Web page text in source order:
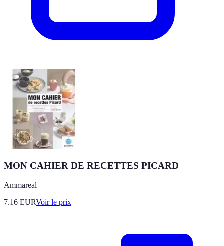
MON CAHIER DE RECETTES PICARD
Ammareal
7.16 EURVoir le prix